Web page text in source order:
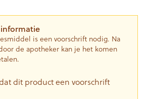
is een voorschrift nodig. Na
de apotheker kan je het komen
dit product een voorschrift